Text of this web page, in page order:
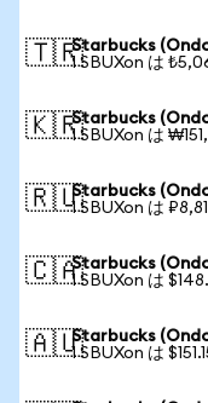
🇹🇷Starbucks
1 SBUXon は
🇰🇷Starbucks
1 SBUXon は
🇷🇺Starbucks
1 SBUXon は
🇨🇦Starbucks
1 SBUXon は
🇦🇺Starbucks
1 SBUXon は